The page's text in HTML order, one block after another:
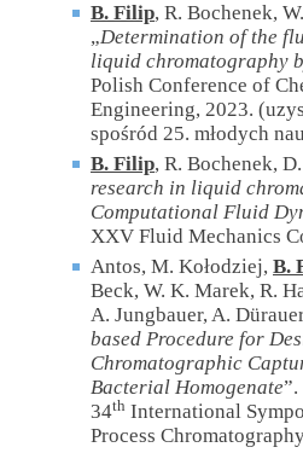
B. Filip, R. Bochenek,
„Determination of the
liquid chromatography
Polish Conference of
Engineering, 2023.
spośród 25. młodych
B. Filip, R. Bochenek,
research in liquid
Computational Fluid
XXV Fluid Mechanics
Antos, M. Kołodziej, B.
Beck, W. K. Marek, R.
A. Jungbauer, A.
based Procedure for
Chromatographic
Bacterial Homogenate”.
34th International
Process